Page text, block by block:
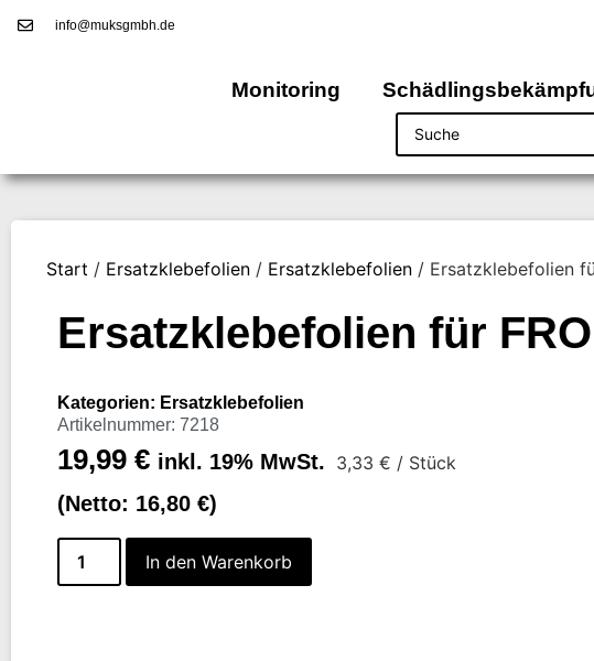
info@muksgmbh.de
Monitoring
Start / Ersatzklebefolien / Ersatzklebefolien / Ersatzklebefolien
Ersatzklebefolien für
Kategorien: Ersatzklebefolien
Artikelnummer: 7218
19,99 € inkl. 19% MwSt.
(Netto: 16,80 €)
3,33 € / Stück
In den Warenkorb